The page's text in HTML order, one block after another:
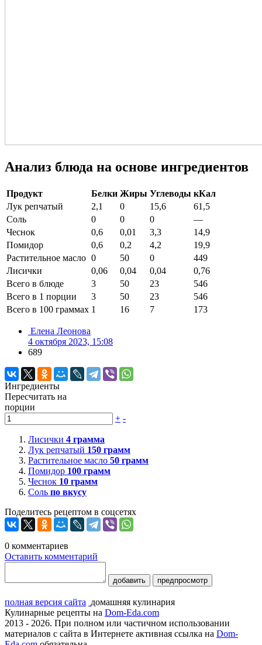
Анализ блюда на основе ингредиентов
Продукт Белки Жиры Углеводы кКал
Лук репчатый
2,1 0 15,6
61,5
Соль
0 0 0
—
Чеснок
0,6 0,01 3,3
14,9
Помидор
0,6 0,2 4,2
19,9
Растительное масло 0 50 0
449
Лисички
0,06 0,04 0,04
0,76
Всего в блюде
3 50 23
546
Всего в 1 порции
3 50 23
546
Всего в 100 граммах 1 16 7 173
Елена Леонова
4 октября 2023, 15:08
689
Ингредиенты
Пересчитать на
порции
+ -
Лисички 4 грамма
Лук репчатый 150 грамм
Растительное масло 50 грамм
Помидор 100 грамм
Чеснок 10 грамм
Соль по вкусу
Поделитесь рецептом в соцсетях
0 комментариев
Оставить комментарий
добавить предпросмотр
полная версия сайта домашняя кулинария
Кулинарные рецепты на Dom-Eda.com
2013 - 2026. При полном или частичном использовании
материалов с сайта в Интернете активная ссылка на Dom-